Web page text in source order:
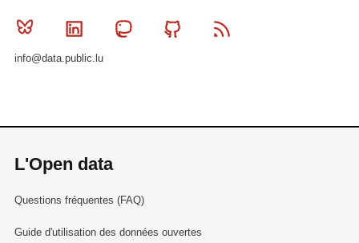
Bluesky Linkedin MastodonGithub
info@data.public.lu
L'Open data
Questions fréquentes (FAQ)
Guide d'utilisation des données ouvertes